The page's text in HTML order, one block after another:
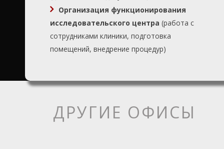
Организация функционирования
исследовательского центра (работа с
сотрудниками клиники, подготовка
помещений, внедрение процедур)